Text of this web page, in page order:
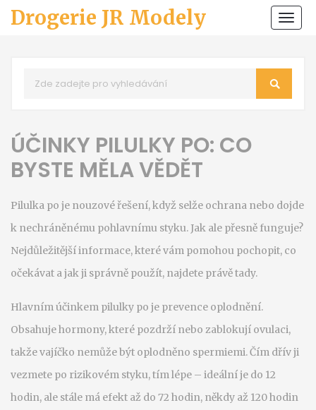
Drogerie JR Modely
ÚČINKY PILULKY PO: CO
BYSTE MĚLA VĚDĚT
Pilulka po je nouzové řešení, když selže ochrana nebo dojde
k nechráněnému pohlavnímu styku. Jak ale přesně funguje?
Nejdůležitější informace, které vám pomohou pochopit, co
očekávat a jak ji správně použít, najdete právě tady.
Hlavním účinkem pilulky po je prevence oplodnění.
Obsahuje hormony, které pozdrží nebo zablokují ovulaci,
takže vajíčko nemůže být oplodněno spermiemi. Čím dřív ji
vezmete po rizikovém styku, tím lépe – ideální je do 12
hodin, ale stále má efekt až do 72 hodin, někdy až 120 hodin